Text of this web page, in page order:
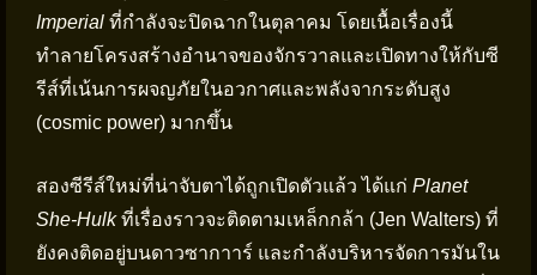
Imperial ที่กำลังจะปิดฉากในตุลาคม โดยเนื้อเรื่องนี้
ทำลายโครงสร้างอำนาจของจักรวาลและเปิดทางให้กับซี
รีส์ที่เน้นการผจญภัยในอวกาศและพลังจากระดับสูง
(cosmic power) มากขึ้น
สองซีรีส์ใหม่ที่น่าจับตาได้ถูกเปิดตัวแล้ว ได้แก่ Planet
She-Hulkที่เรื่องราวจะติดตามเหล็กกล้า (Jen Walters) ที่
ยังคงติดอยู่บนดาวซากาาร์ และกำลังบริหารจัดการมันใน